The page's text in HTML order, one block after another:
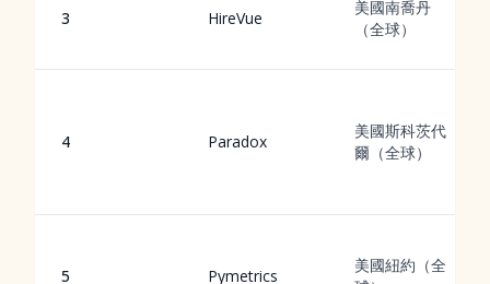
3 HireVue
美國南喬丹
（全球）
4 Paradox
美國斯科茨代
爾（全球）
5 Pymetrics
美國紐約（全